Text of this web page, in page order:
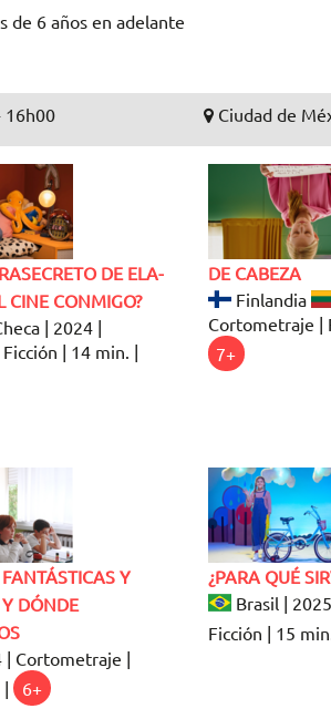
de 6 años en adelante
16h00 Ciudad de
DE ELA-
CINE CONMIGO?
| 2024 |
| 14 min. |
DE CABEZA
Finlandia
Cortometraje |
7+
Y
DÓNDE
| Cortometraje |
6+
¿PARA QUÉ
Brasil |
Ficción | 15